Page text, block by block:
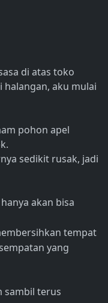
di atas toko
halangan, aku mulai
pohon apel
sedikit rusak, jadi
akan bisa
tempat
yang
sambil terus